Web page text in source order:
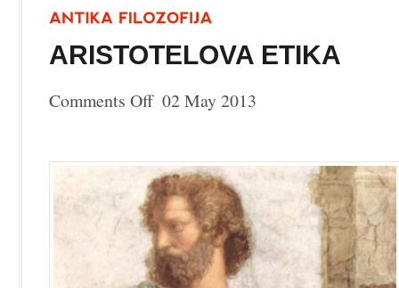
ARISTOTELOVA ETIKA
Comments Offon02 May 2013